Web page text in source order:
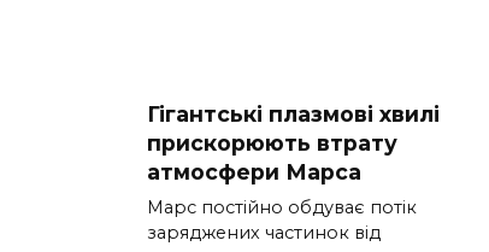
Гігантські плазмові хвилі
прискорюють втрату
атмосфери Марса
Марс постійно обдуває потік
заряджених частинок від